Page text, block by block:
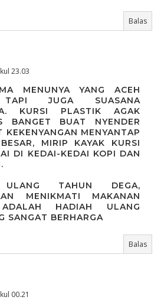
Balas
23.03
MENUNYA YANG ACEH
TAPI JUGA SUASANA
KURSI PLASTIK AGAK
BANGET BUAT NYENDER
KEKENYANGAN MENYANTAP
MIRIP KAYAK KURSI
DI KEDAI-KEDAI KOPI DAN
ULANG TAHUN DEGA,
MENIKMATI MAKANAN
HADIAH ULANG
SANGAT BERHARGA
Balas
00.21